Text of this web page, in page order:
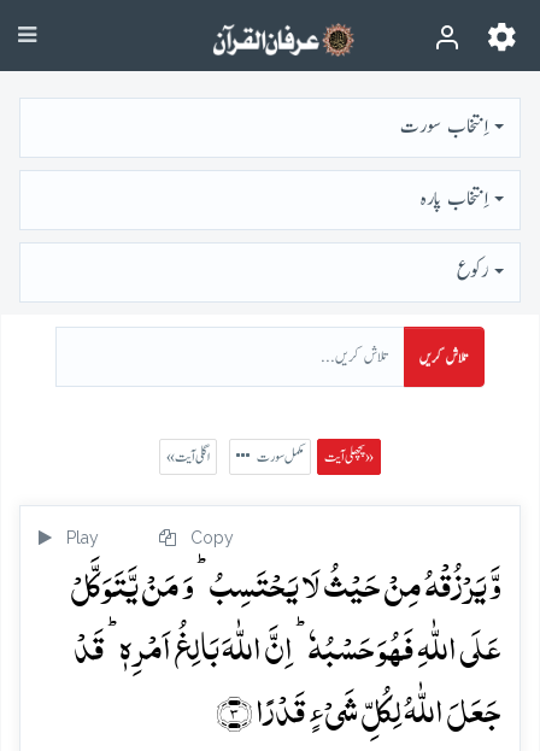
اِنتخاب سورت
اِنتخاب پارہ
رُكوع
تلاش کریں
پچھلی آیت » مکمل سورت « اگلی آیت
Play Copy
وَّ یَرۡزُقۡہُ مِنۡ حَیۡثُ لَا یَحۡتَسِبُ ؕ وَ مَنۡ یَّتَوَکَّلۡ
عَلَی اللّٰہِ فَہُوَ حَسۡبُہٗ ؕ اِنَّ اللّٰہَ بَالِغُ اَمۡرِہٖ ؕ قَدۡ
جَعَلَ اللّٰہُ لِکُلِّ شَیۡءٍ قَدۡرًا ﴿۳﴾